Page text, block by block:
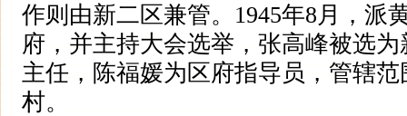
作则由新二区兼管。1945年8月，派
府，并主持大会选举，张高峰被选
主任，陈福媛为区府指导员，管辖
村。